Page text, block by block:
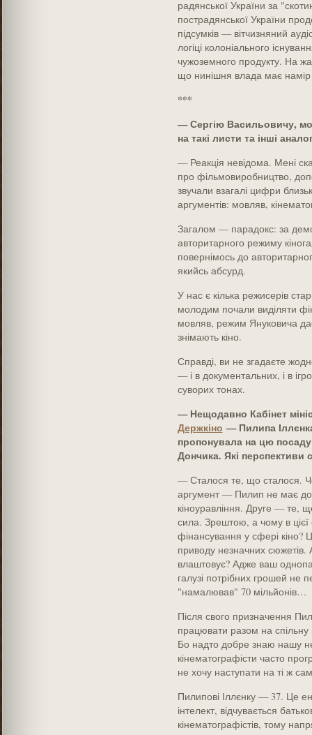
радянської України за
пострадянської України
підсумків — вітчизняний
логіці колоніального
чужоземного продукту. На
що нинішня влада має
***
— Сергію Васильовичу,
на такі листи та інші
— Реакція невідома. Мені
про фільмовиробництво,
звучали взагалі цифри
аргументів: мовляв,
Загалом — парадокс: за
авторитарного режиму
повернімось до
якийсь абсурд.
У нас є кілька режисерів
молодим почали виділяти
мовляв, режим Януковича
знімають кіно.
Справді, ви не згадаєте
— і в документальних, і в
суворих тонах.
— Нещодавно Кабінет
Держкіно — Пилипа
пропонувала на цю
Дончика. Які перспективи
— Сталося те, що сталося.
аргумент — Пилип не має
кіноуравління. Друге — те,
сила. Зрештою, а чому в
фінансування у сфері кіно?
приводу незначних сюжетів.
влаштовує? Адже ваш
галузі потрібних грошей не
"намалював" 70 мільйонів…
Після свого призначення
працювати разом на
Бо надто добре знаю нашу
кінематографісти часто
не хочу наступати на ті ж
Пилипові Іллєнку — 37. Це
інтелект, відчувається
кінематографістів, тому